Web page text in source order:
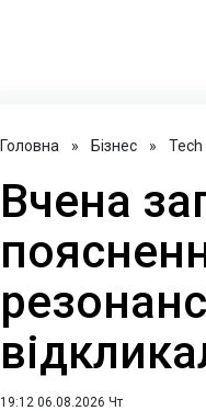
Головна » Бізнес » Tech
Вчена
19:12 06.08.2026 Чт